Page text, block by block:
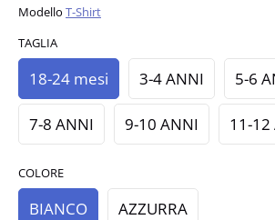
Modello T-Shirt
TAGLIA
18-24 mesi 3-4 ANNI 5-6
7-8 ANNI 9-10 ANNI 11-12
COLORE
BIANCO AZZURRA